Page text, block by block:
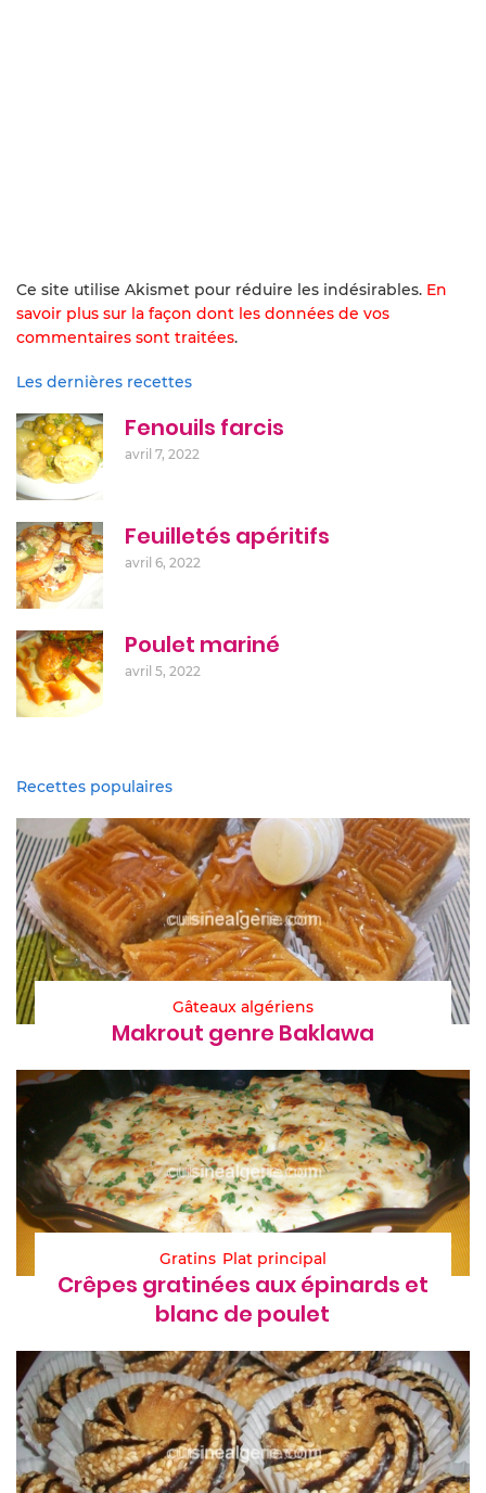
Ce site utilise Akismet pour réduire les indésirables. En
savoir plus sur la façon dont les données de vos
commentaires sont traitées.
Les dernières recettes
Fenouils farcis
avril 7, 2022
Feuilletés apéritifs
avril 6, 2022
Poulet mariné
avril 5, 2022
Recettes populaires
Gâteaux algériens
Makrout genre Baklawa
Gratins Plat principal
Crêpes gratinées aux épinards et
blanc de poulet